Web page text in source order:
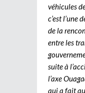
véhicules
c’est l’une
de la
entre les
suite à
l’axe
qui a fait